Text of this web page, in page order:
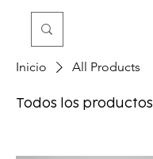
Inicio All Products
Todos los productos